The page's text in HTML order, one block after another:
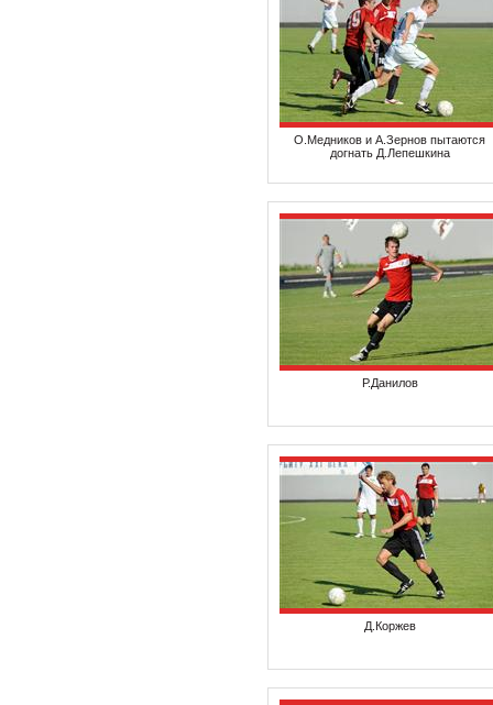
О.Медников и А.Зернов пытаются
догнать Д.Лепешкина
Р.Данилов
Д.Коржев